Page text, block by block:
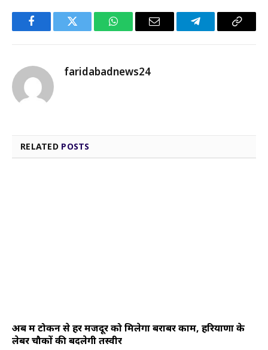
FacebookTwitter WhatsAppEmail TelegramCopy
faridabadnews24
RELATED POSTS
अब श्रम टोकन से हर मजदूर को मिलेगा बराबर काम, हरियाणा के
लेबर चौकों की बदलेगी तस्वीर